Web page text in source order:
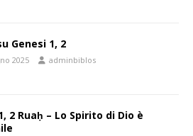
Genesi 1, 2
2025 adminbiblos
2 Ruaḥ – Lo Spirito di Dio è